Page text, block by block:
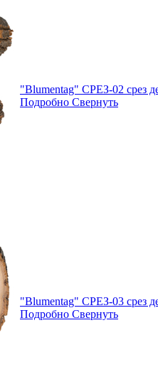
"Blumentag" СРЕЗ-02 срез
Подробно Свернуть
"Blumentag" СРЕЗ-03 срез
Подробно Свернуть